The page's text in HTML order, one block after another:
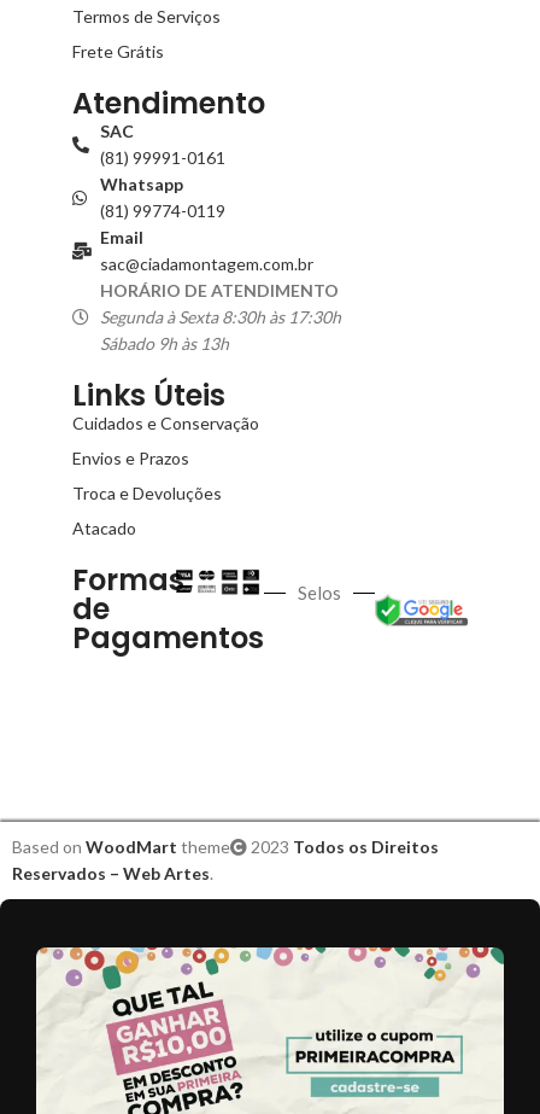
Termos de Serviços
Frete Grátis
Atendimento
SAC
(81) 99991-0161
Whatsapp
(81) 99774-0119
Email
sac@ciadamontagem.com.br
HORÁRIO DE ATENDIMENTO
Segunda à Sexta 8:30h às 17:30h
Sábado 9h às 13h
Links Úteis
Cuidados e Conservação
Envios e Prazos
Troca e Devoluções
Atacado
Formas
de
Pagamentos
Selos
Based on WoodMart theme 2023 Todos os Direitos
Reservados – Web Artes.